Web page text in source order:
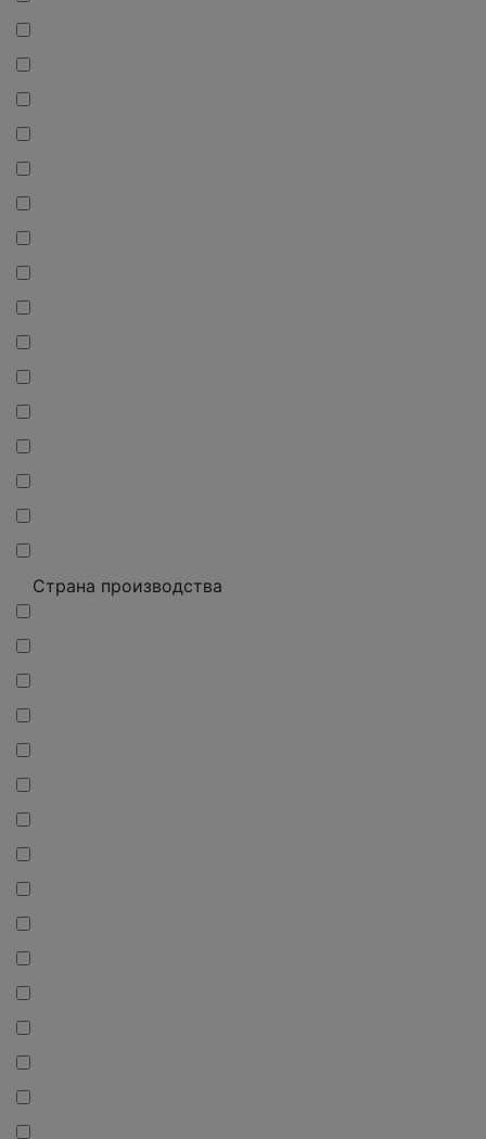
Страна производства